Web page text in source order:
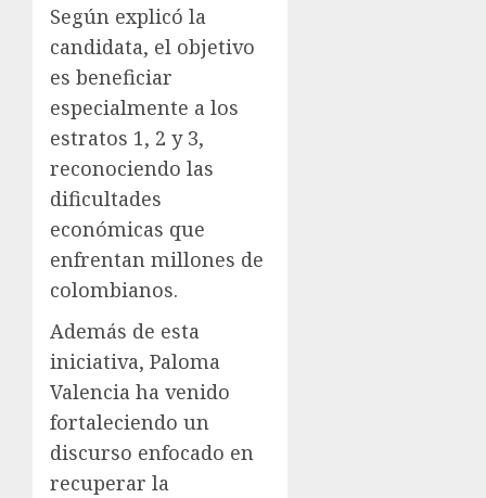
Según explicó la
candidata, el objetivo
es beneficiar
especialmente a los
estratos 1, 2 y 3,
reconociendo las
dificultades
económicas que
enfrentan millones de
colombianos.
Además de esta
iniciativa, Paloma
Valencia ha venido
fortaleciendo un
discurso enfocado en
recuperar la